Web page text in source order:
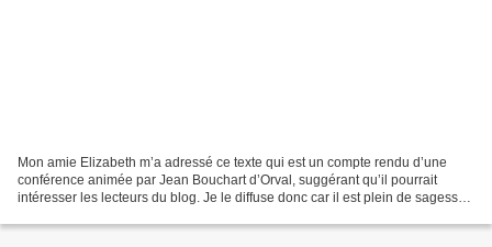
Mon amie Elizabeth m’a adressé ce texte qui est un compte rendu d’une
conférence animée par Jean Bouchart d’Orval, suggérant qu’il pourrait
intéresser les lecteurs du blog. Je le diffuse donc car il est plein de sagesse.